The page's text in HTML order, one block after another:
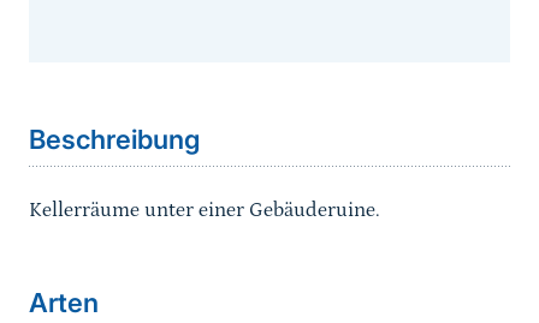
Beschreibung
Kellerräume unter einer Gebäuderuine.
Arten